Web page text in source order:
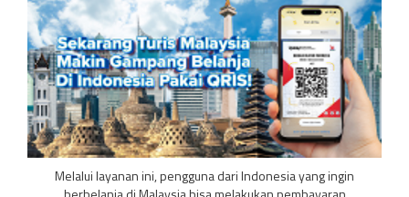
Melalui layanan ini, pengguna dari Indonesia yang ingin